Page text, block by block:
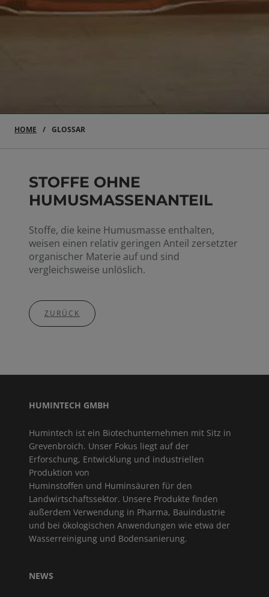
HOME GLOSSAR
STOFFE OHNE
HUMUSMASSENANTEIL
Stoffe, die keine Humusmasse enthalten,
weisen einen relativ geringen Anteil zersetzter
organischer Materie auf und sind
vergleichsweise unlöslich.
ZURÜCK
HUMINTECH GMBH
Humintech ist ein Biotechunternehmen mit Sitz in
Grevenbroich. Unser Fokus liegt auf der
Erforschung, Entwicklung und industriellen
Produktion von
Huminstoffen und Huminsäuren für den
Landwirtschaftssektor. Unsere Produkte finden
außerdem Verwendung in Pharma, Bauindustrie
und bei ökologischen Anwendungen wie etwa der
Wasserreinigung und Bodensanierung.
NEWS